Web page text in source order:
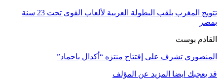
تتويج المغرب بلقب البطولة العربية لألعاب القوى تحت 23 سنة
بمصر
القادم بوست
المنصوري تشرف على إفتتاح منتزه “أكدال باحماد”
قد يعجبك ايضا المزيد عن المؤلف